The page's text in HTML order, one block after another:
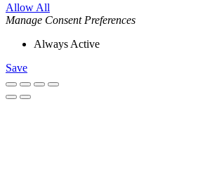
Allow All
Manage Consent Preferences
Always Active
Save